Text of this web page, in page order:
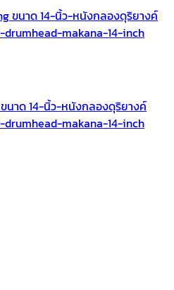
นาด 14-นิ้ว-หนังกลองดุริยางค์
drumhead-makana-14-inch